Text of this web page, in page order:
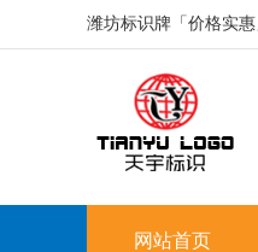
潍坊标识牌「价格实
网站首页